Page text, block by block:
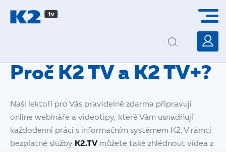
Proč K2 TV a K2 TV+?
Naši lektoři pro Vás pravidelně zdarma připravují
online webináře a videotipy, které Vám usnadňují
každodenní práci s informačním systémem K2. V rámci
bezplatné služby K2.TV můžete také zhlédnout videa z